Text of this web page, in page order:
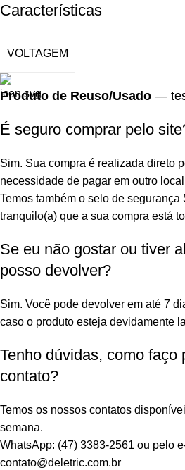
Características
VOLTAGEM
Produto de Reuso/Usado —
É seguro comprar pelo
Sim. Sua compra é realizada direto
necessidade de pagar em outro
Temos também o selo de
tranquilo(a) que a sua compra está
Se eu não gostar ou tiver
posso devolver?
Sim. Você pode devolver em até 7
caso o produto esteja devidamente
Tenho dúvidas, como faço
contato?
Temos os nossos contatos
semana.
WhatsApp: (47) 3383-2561 ou pelo
contato@deletric.com.br